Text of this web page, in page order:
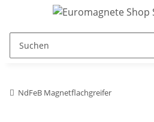
NdFeB Magnetflachgreifer